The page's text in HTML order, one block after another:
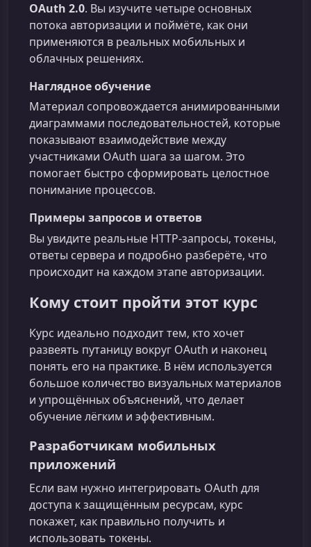
OAuth 2.0. Вы изучите четыре основных
потока авторизации и поймёте, как они
применяются в реальных мобильных и
облачных решениях.
Наглядное обучение
Материал сопровождается анимированными
диаграммами последовательностей, которые
показывают взаимодействие между
участниками OAuth шага за шагом. Это
помогает быстро сформировать целостное
понимание процессов.
Примеры запросов и ответов
Вы увидите реальные HTTP‑запросы, токены,
ответы сервера и подробно разберёте, что
происходит на каждом этапе авторизации.
Кому стоит пройти этот курс
Курс идеально подходит тем, кто хочет
развеять путаницу вокруг OAuth и наконец
понять его на практике. В нём используется
большое количество визуальных материалов
и упрощённых объяснений, что делает
обучение лёгким и эффективным.
Разработчикам мобильных
приложений
Если вам нужно интегрировать OAuth для
доступа к защищённым ресурсам, курс
покажет, как правильно получить и
использовать токены.